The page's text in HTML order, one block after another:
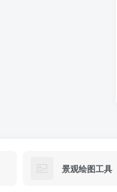
景观绘图工具